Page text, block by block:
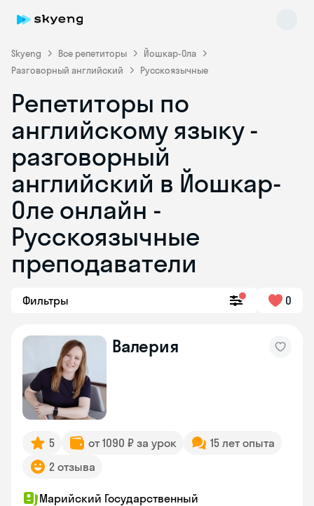
Skyeng Все репетиторы
Йошкар-Ола
Разговорный английский
Русскоязычные
Репетиторы по
английскому языку -
разговорный
английский в Йошкар-
Оле онлайн -
Русскоязычные
преподаватели
Фильтры 0
Валерия
5 от 1090 ₽ за урок
15 лет опыта
2 отзыва
Марийский Государственный
Skyeng Chat